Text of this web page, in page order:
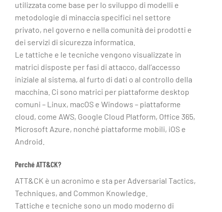
utilizzata come base per lo sviluppo di modelli e
metodologie di minaccia specifici nel settore
privato, nel governo e nella comunità dei prodotti e
dei servizi di sicurezza informatica.
Le tattiche e le tecniche vengono visualizzate in
matrici disposte per fasi di attacco, dall’accesso
iniziale al sistema, al furto di dati o al controllo della
macchina. Ci sono matrici per piattaforme desktop
comuni – Linux, macOS e Windows – piattaforme
cloud, come AWS, Google Cloud Platform, Office 365,
Microsoft Azure, nonché piattaforme mobili, iOS e
Android.
Perché ATT&CK?
ATT&CK è un acronimo e sta per Adversarial Tactics,
Techniques, and Common Knowledge.
Tattiche e tecniche sono un modo moderno di